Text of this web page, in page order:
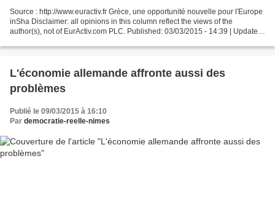
Source : http://www.euractiv.fr Grèce, une opportunité nouvelle pour l'Europe
inSha Disclaimer: all opinions in this column reflect the views of the
author(s), not of EurActiv.com PLC. Published: 03/03/2015 - 14:39 | Updated:
L'économie allemande affronte aussi des
problèmes
Publié le 09/03/2015 à 16:10
Par democratie-reelle-nimes